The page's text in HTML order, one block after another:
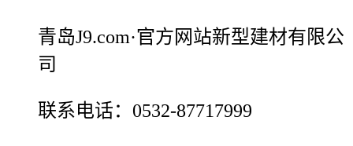
青岛J9.com·官方网站新型建材有限公
司
联系电话：0532-87717999